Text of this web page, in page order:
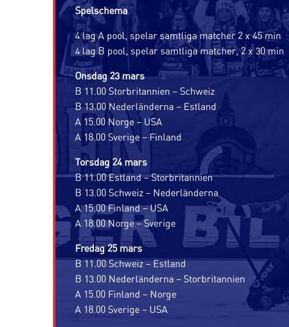
Spelschema
4 lag A pool, spelar samtliga matcher 2 x 45 min
4 lag B pool, spelar samtliga matcher, 2 x 30 min
Onsdag 23 mars
B 11.00 Storbritannien – Schweiz
B 13.00 Nederländerna – Estland
A 15.00 Norge – USA
A 18.00 Sverige – Finland
Torsdag 24 mars
B 11.00 Estland – Storbritannien
B 13.00 Schweiz – Nederländerna
A 15.00 Finland – USA
A 18.00 Norge – Sverige
Fredag 25 mars
B 11.00 Schweiz – Estland
B 13.00 Nederländerna – Storbritannien
A 15.00 Finland – Norge
A 18.00 Sverige – USA